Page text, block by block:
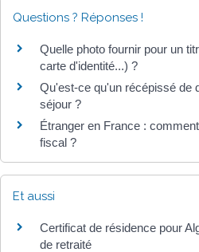
Questions ? Réponses !
Quelle photo fournir pour un
carte d'identité...) ?
Qu'est-ce qu'un récépissé de
séjour ?
Étranger en France :
fiscal ?
Et aussi
Certificat de résidence pour
de retraité